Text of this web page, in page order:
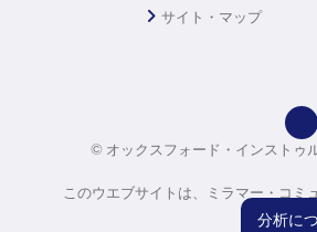
サイト・マップ
© オックスフォード・インストゥ
このウエブサイトは、ミラマー・コミ
分析に